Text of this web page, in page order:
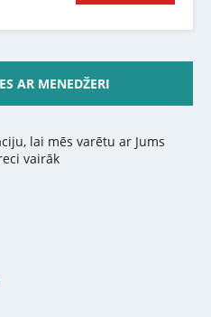
AR MENEDŽERI
lai mēs varētu ar Jums
vairāk